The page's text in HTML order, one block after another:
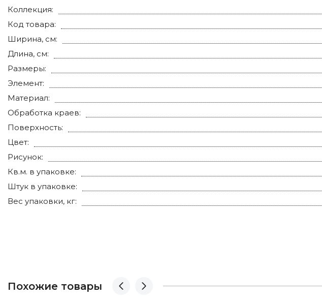
Коллекция:
Код товара:
Ширина, см:
Длина, см:
Размеры:
Элемент:
Материал:
Обработка краев:
Поверхность:
Цвет:
Рисунок:
Кв.м. в упаковке:
Штук в упаковке:
Вес упаковки, кг:
Похожие товары